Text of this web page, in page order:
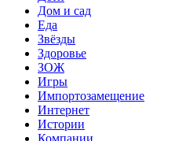
Дом и сад
Еда
Звёзды
Здоровье
ЗОЖ
Игры
Импортозамещение
Интернет
Истории